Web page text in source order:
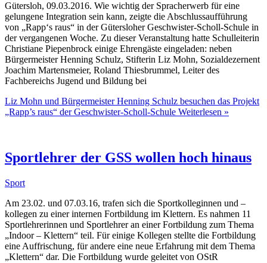
Gütersloh, 09.03.2016. Wie wichtig der Spracherwerb für eine
gelungene Integration sein kann, zeigte die Abschlussaufführung
von „Rapp‘s raus“ in der Gütersloher Geschwister-Scholl-Schule in
der vergangenen Woche. Zu dieser Veranstaltung hatte Schulleiterin
Christiane Piepenbrock einige Ehrengäste eingeladen: neben
Bürgermeister Henning Schulz, Stifterin Liz Mohn, Sozialdezernent
Joachim Martensmeier, Roland Thiesbrummel, Leiter des
Fachbereichs Jugend und Bildung bei
Liz Mohn und Bürgermeister Henning Schulz besuchen das Projekt
„Rapp’s raus“ der Geschwister-Scholl-Schule Weiterlesen »
Sportlehrer der GSS wollen hoch hinaus
Sport
Am 23.02. und 07.03.16, trafen sich die Sportkolleginnen und –
kollegen zu einer internen Fortbildung im Klettern. Es nahmen 11
Sportlehrerinnen und Sportlehrer an einer Fortbildung zum Thema
„Indoor – Klettern“ teil. Für einige Kollegen stellte die Fortbildung
eine Auffrischung, für andere eine neue Erfahrung mit dem Thema
„Klettern“ dar. Die Fortbildung wurde geleitet von OStR